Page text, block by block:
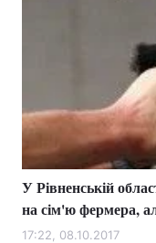
У Рівненській
на сім'ю фермера,
17:22, 08.10.2017